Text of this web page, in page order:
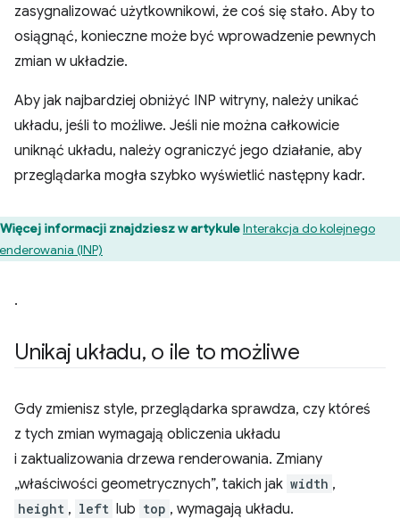
zasygnalizować użytkownikowi, że coś się stało. Aby to
osiągnąć, konieczne może być wprowadzenie pewnych
zmian w układzie.
Aby jak najbardziej obniżyć INP witryny, należy unikać
układu, jeśli to możliwe. Jeśli nie można całkowicie
uniknąć układu, należy ograniczyć jego działanie, aby
przeglądarka mogła szybko wyświetlić następny kadr.
Więcej informacji znajdziesz w artykuleInterakcja do kolejnego
(INP)
.
Unikaj układu, o ile to możliwe
Gdy zmienisz style, przeglądarka sprawdza, czy któreś
z tych zmian wymagają obliczenia układu
i zaktualizowania drzewa renderowania. Zmiany
„właściwości geometrycznych”, takich jak width ,
height , left lub top , wymagają układu.